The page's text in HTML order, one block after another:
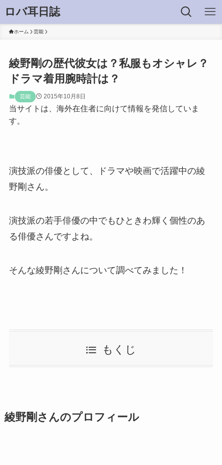
ロバ耳日誌
ホーム 芸能
綾野剛の歴代彼女は？私服もオシャレ？
ドラマ着用腕時計は？
芸能 2015年10月8日
当サイトは、海外在住者に向けて情報を発信していま
す。
演技派の俳優として、ドラマや映画で活躍中の綾
野剛さん。
演技派の若手俳優の中でもひときわ輝く個性のあ
る俳優さんですよね。
そんな綾野剛さんについて調べてみました！
もくじ
綾野剛さんのプロフィール